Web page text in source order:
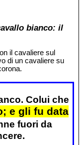
bianco: il
il cavaliere sul
di un cavaliere su
Colui che
e gli fu data
fuori da